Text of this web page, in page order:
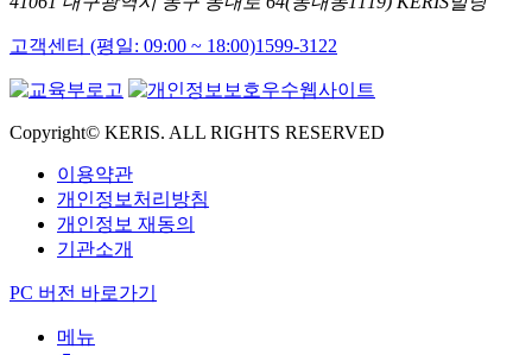
고객센터 (평일: 09:00 ~ 18:00)1599-3122
Copyright© KERIS. ALL RIGHTS RESERVED
이용약관
개인정보처리방침
개인정보 재동의
기관소개
PC 버전 바로가기
메뉴